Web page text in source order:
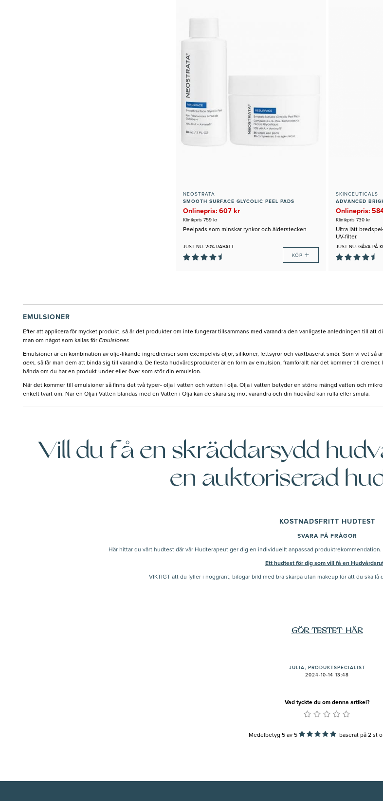
NEOSTRATA
SMOOTH SURFACE GLYCOLIC PEEL PADS
Onlinepris: 607 kr
Klinikpris 759 kr
Peelpads som minskar rynkor och ålderstecken
JUST NU: 20% RABATT
KÖP +
SKINCEUTICALS
Onlinepris:
Klinikpris 730 kr
Ultra lätt
UV-filter.
JUST NU: GÅVA PÅ
EMULSIONER
Efter att applicera för mycket produkt, så är det produkter om inte fungerar tillsammans med varandra den vanligaste anledningen till att
man om något som kallas för Emulsioner.
Emulsioner är en kombination av olje-likande ingredienser som exempelvis oljor, silikoner, fettsyror och växtbaserat smör. Som vi vet så
dem, så får man dem att binda sig till varandra. De flesta hudvårdsprodukter är en form av emulsion, framförallt när det kommer till
hända om du har en produkt under eller över som stör din emulsion.
När det kommer till emulsioner så finns det två typer- olja i vatten och vatten i olja. Olja i vatten betyder en större mängd vatten och
enkelt tvärt om. När en Olja i Vatten blandas med en Vatten i Olja kan de skära sig mot varandra och din hudvård kan rulla eller smula.
Vill du få en skräddarsydd
en auktoriserad
KOSTNADSFRITT HUDTEST
SVARA PÅ FRÅGOR
Här hittar du vårt hudtest där vår Hudterapeut ger dig en individuellt anpassad
Ett hudtest för dig som vill få en
VIKTIGT att du fyller i noggrant, bifogar bild med bra skärpa utan makeup för att du ska
GÖR TESTET HÄR
JULIA, PRODUKTSPECIALIST
2024-10-14 13:48
Vad tyckte du om denna artikel?
Medelbetyg 5av 5 baserat på 2st